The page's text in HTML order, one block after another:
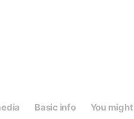
す。
Basic info You